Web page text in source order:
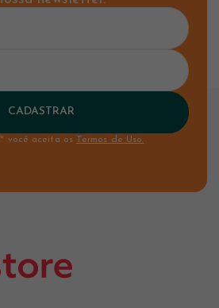
CADASTRAR
você aceita os Termos de Uso.